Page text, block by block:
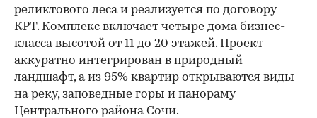
реликтового леса и реализуется по договору
КРТ. Комплекс включает четыре дома бизнес-
класса высотой от 11 до 20 этажей. Проект
аккуратно интегрирован в природный
ландшафт, а из 95% квартир открываются виды
на реку, заповедные горы и панораму
Центрального района Сочи.